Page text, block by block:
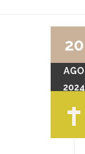
20
AGO
2024